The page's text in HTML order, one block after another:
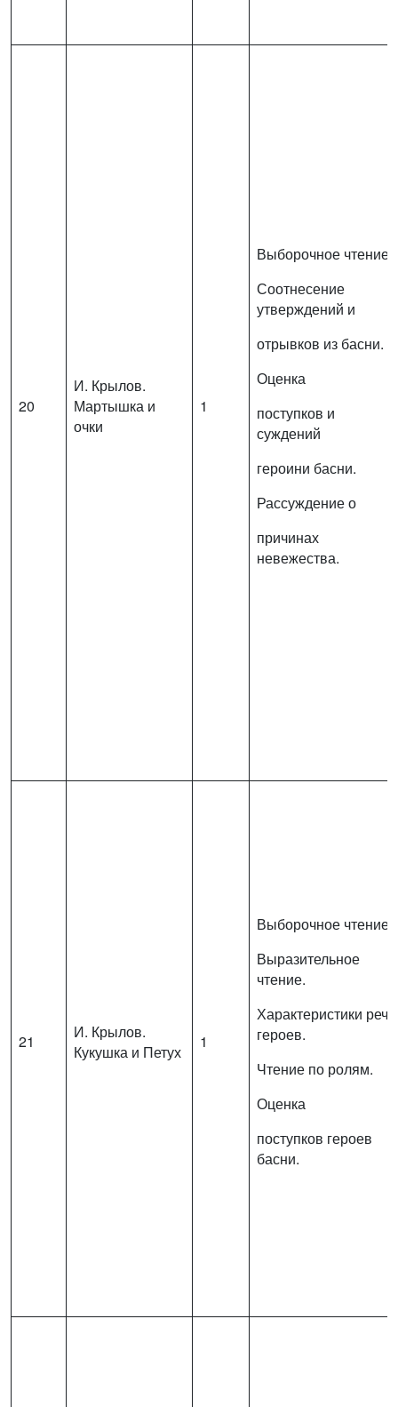
20
И. Крылов.
Мартышка и
очки
1
Выборочное чтение.
Соотнесение
утверждений и
отрывков из басни.
Оценка
поступков и
суждений
героини басни.
Рассуждение о
причинах
невежества.
21
И. Крылов.
Кукушка и Петух
1
Выборочное чтение.
Выразительное
чтение.
Характеристики речи
героев.
Чтение по ролям.
Оценка
поступков героев
басни.